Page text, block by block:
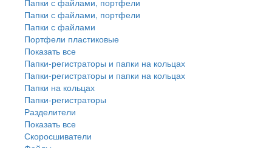
Папки с файлами, портфели
Папки с файлами
Портфели пластиковые
Показать все
Папки-регистраторы и папки на кольцах
Папки-регистраторы и папки на кольцах
Папки на кольцах
Папки-регистраторы
Разделители
Показать все
Скоросшиватели